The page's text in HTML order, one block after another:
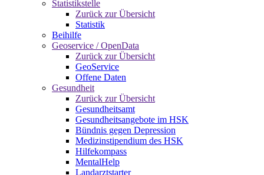
Statistikstelle
Zurück zur Übersicht
Statistik
Beihilfe
Geoservice / OpenData
Zurück zur Übersicht
GeoService
Offene Daten
Gesundheit
Zurück zur Übersicht
Gesundheitsamt
Gesundheitsangebote im HSK
Bündnis gegen Depression
Medizinstipendium des HSK
Hilfekompass
MentalHelp
Landarztstarter